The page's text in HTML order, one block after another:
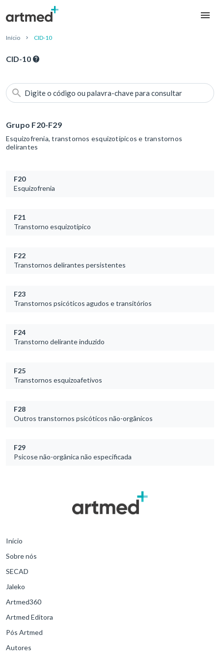
Início CID-10
CID-10
Digite o código ou palavra-chave para consultar
Grupo F20-F29
Esquizofrenia, transtornos esquizotípicos e transtornos
delirantes
F20
Esquizofrenia
F21
Transtorno esquizotípico
F22
Transtornos delirantes persistentes
F23
Transtornos psicóticos agudos e transitórios
F24
Transtorno delirante induzido
F25
Transtornos esquizoafetivos
F28
Outros transtornos psicóticos não-orgânicos
F29
Psicose não-orgânica não especificada
Início
Sobre nós
SECAD
Jaleko
Artmed360
Artmed Editora
Pós Artmed
Autores